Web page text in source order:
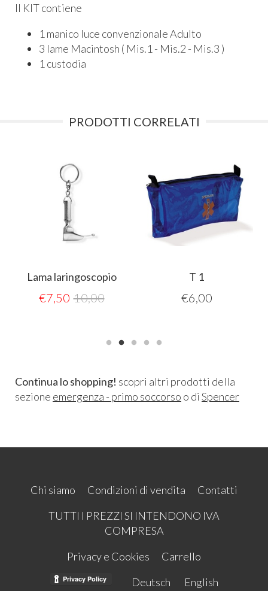
Il KIT contiene
1 manico luce convenzionale Adulto
3 lame Macintosh ( Mis.1 - Mis.2 - Mis.3 )
1 custodia
PRODOTTI CORRELATI
Lama laringoscopio
€7,50 10,00
T 1
€6,00
Continua lo shopping! scopri altri prodotti della
sezione emergenza - primo soccorso o di Spencer
Chi siamo Condizioni di vendita
Contatti
TUTTI I PREZZI SI INTENDONO IVA
COMPRESA
Privacy e Cookies
Carrello
Deutsch
English